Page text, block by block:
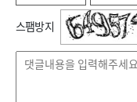
스팸방지